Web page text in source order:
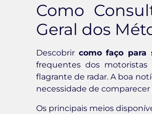
Como
Geral dos
Descobrir como faço para
frequentes dos motoristas
flagrante de radar. A boa
necessidade de
Os principais meios